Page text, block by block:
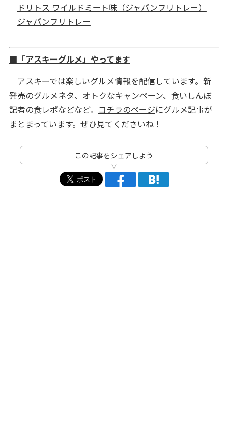
ドリトス ワイルドミート味（ジャパンフリトレー）
ジャパンフリトレー
■「アスキーグルメ」やってます
アスキーでは楽しいグルメ情報を配信しています。新
発売のグルメネタ、オトクなキャンペーン、食いしんぼ
記者の食レポなどなど。 コチラのページにグルメ記事が
まとまっています。ぜひ見てくださいね！
この記事をシェアしよう